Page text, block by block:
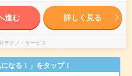
進む 詳しく見る
テクノ・サービス
なる！」をタップ！